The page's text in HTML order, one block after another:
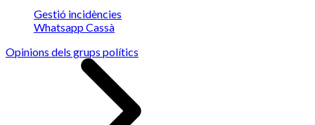
Gestió incidències
Whatsapp Cassà
Opinions dels grups polítics